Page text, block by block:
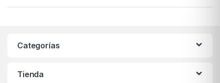
Categorías
Tienda